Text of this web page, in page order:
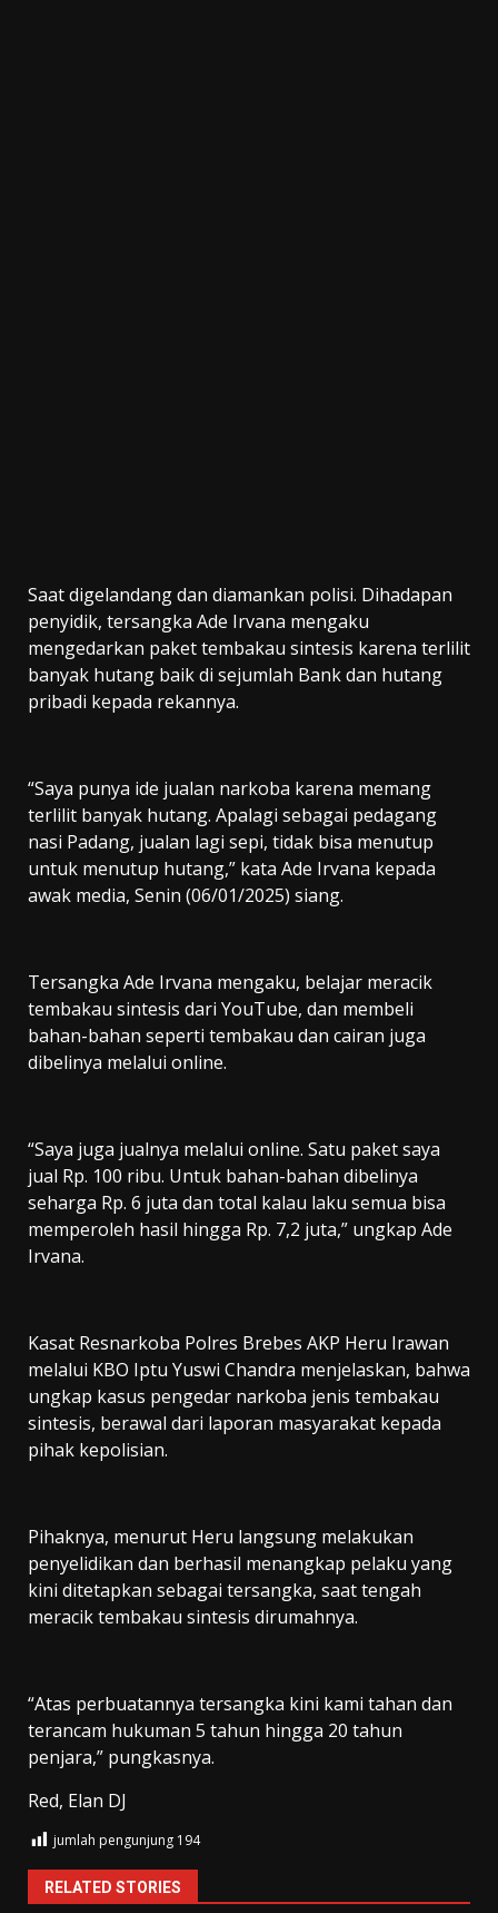
Saat digelandang dan diamankan polisi. Dihadapan
penyidik, tersangka Ade Irvana mengaku
mengedarkan paket tembakau sintesis karena terlilit
banyak hutang baik di sejumlah Bank dan hutang
pribadi kepada rekannya.
“Saya punya ide jualan narkoba karena memang
terlilit banyak hutang. Apalagi sebagai pedagang
nasi Padang, jualan lagi sepi, tidak bisa menutup
untuk menutup hutang,” kata Ade Irvana kepada
awak media, Senin (06/01/2025) siang.
Tersangka Ade Irvana mengaku, belajar meracik
tembakau sintesis dari YouTube, dan membeli
bahan-bahan seperti tembakau dan cairan juga
dibelinya melalui online.
“Saya juga jualnya melalui online. Satu paket saya
jual Rp. 100 ribu. Untuk bahan-bahan dibelinya
seharga Rp. 6 juta dan total kalau laku semua bisa
memperoleh hasil hingga Rp. 7,2 juta,” ungkap Ade
Irvana.
Kasat Resnarkoba Polres Brebes AKP Heru Irawan
melalui KBO Iptu Yuswi Chandra menjelaskan, bahwa
ungkap kasus pengedar narkoba jenis tembakau
sintesis, berawal dari laporan masyarakat kepada
pihak kepolisian.
Pihaknya, menurut Heru langsung melakukan
penyelidikan dan berhasil menangkap pelaku yang
kini ditetapkan sebagai tersangka, saat tengah
meracik tembakau sintesis dirumahnya.
“Atas perbuatannya tersangka kini kami tahan dan
terancam hukuman 5 tahun hingga 20 tahun
penjara,” pungkasnya.
Red, Elan DJ
jumlah pengunjung 194
RELATED STORIES